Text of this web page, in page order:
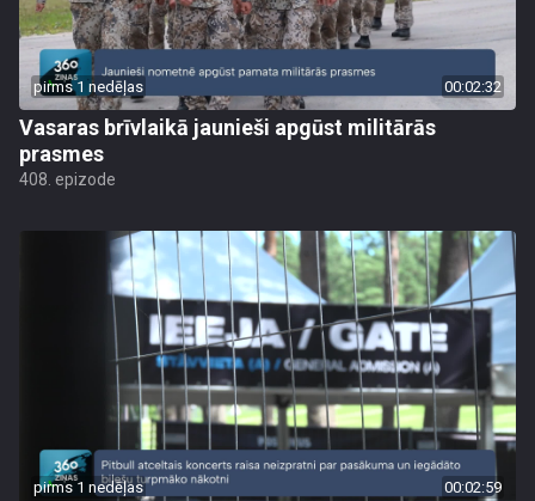
pirms 1 nedēļas 00:02:32
Vasaras brīvlaikā jaunieši apgūst militārās
prasmes
408. epizode
pirms 1 nedēļas 00:02:59